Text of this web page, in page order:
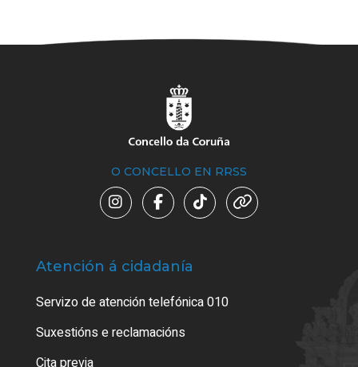
O CONCELLO EN RRSS
Atención á cidadanía
Servizo de atención telefónica 010
Suxestións e reclamacións
Cita previa